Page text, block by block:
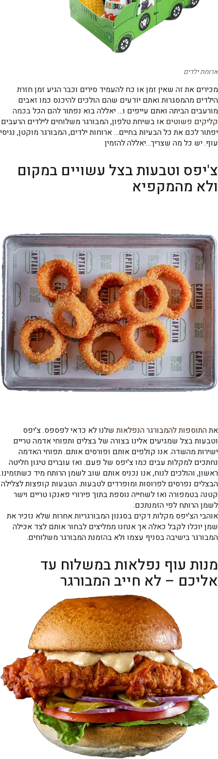
ארוחת ילדים
מכירים את זה שאין זמן או כח להעמיד סירים וכבר הגיע זמן חזרת
הילדים מהמסגרות ואתם יודעים שהם הולכים להיכנס כמו זאבים
מורעבים הביתה ואתם עייפים ו… יאללה בוא נפתור להם הכלבכמה
קליקים פשוטים או בשיחת טלפון, המבורגר משלוחים לילדים הרעבים
יפתור לכם את כל הבעיות בחיים… ארוחות ילדים, המבורגר מוקטן, נגיסי
עוף. יש כל מה שצריך…יאללה להזמין
צ'יפס וטבעות בצל עשויים במקום
ולא מהמקפיא
אתהתוספות להמבורגר הנפלאותשלנו לא כדאי לפספס. צ'יפס
וטבעות בצל שמגיעים אלינו בצורה של בצלים ותפוחי אדמה טריים
ישירות מהשדה. אנו קולפים אותם ופורסים אותם. תפוחי האדמה
נחתכים למקלות עבים כמו צ'יפס של פעם. ואז עוברים טיגון חליטה
ראשון, והולכים לנוח, אנו נכניס אותם שוב לשמן הרותח מיד כשתזמינו.
הבצלים נפרסים לפרוסות ומופרדים לטבעות. הטבעות קופצות לצלילה
קטנה בטמפורה ואז לשחייה נוספת בתוך פירורי פאנקו טריים וישר
לשמן הרותח לפי הזמנתכם.
אוהבי הצ'יפס מקלות דקים בסגנון המבורגריות אחרות שלא נזכיר את
שמן יוכלו לקבל כאלה אך אנחנו ממליצים לבחור אותם לצד אכילה
המבורגר בישיבה בסניף עצמו ולא בהזמנת המבורגר משלוחים.
מנות עוף נפלאות במשלוח עד
אליכם – לא חייב המבורגר